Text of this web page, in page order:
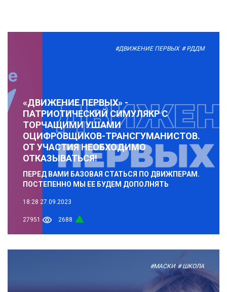
#ДВИЖЕНИЕ ПЕРВЫХ # РДДМ
«ДВИЖЕНИЕ ПЕРВЫХ» -
ПАТРИОТИЧЕСКИЙ СИМУЛЯКР С
ТОРЧАЩИМИ УШАМИ
ОЦИФРОВЩИКОВ-ТРАНСГУМАНИСТОВ.
ОТ УЧАСТИЯ НЕОБХОДИМО
ОТКАЗЫВАТЬСЯ!
ПЕРЕД ВАМИ БАЗОВАЯ СТАТЬСЯ ПО ДВИЖПЕРАМ.
ПОСТЕПЕННО МЫ ЕЕ БУДЕМ ДОПОЛНЯТЬ
18:28 27.09.2023
27951 2688
#МАСКИ # ШКОЛА